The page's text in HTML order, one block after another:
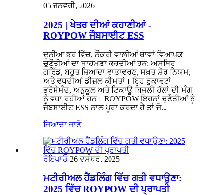
05 ਜਨਵਰੀ, 2026
2025 | ਖੇਤਰ ਦੀਆਂ ਕਹਾਣੀਆਂ -
ROYPOW ਜੌਬਸਾਈਟ ESS
ਦੁਨੀਆ ਭਰ ਵਿੱਚ, ਨੌਕਰੀ ਵਾਲੀਆਂ ਥਾਵਾਂ ਵਿਆਪਕ
ਚੁਣੌਤੀਆਂ ਦਾ ਸਾਹਮਣਾ ਕਰਦੀਆਂ ਹਨ: ਅਸਥਿਰ
ਗਰਿੱਡ, ਬਹੁਤ ਜ਼ਿਆਦਾ ਵਾਤਾਵਰਣ, ਸਖ਼ਤ ਸ਼ੋਰ ਨਿਯਮ,
ਅਤੇ ਵਧਦੀਆਂ ਡੀਜ਼ਲ ਕੀਮਤਾਂ। ਇਹ ਰੁਕਾਵਟਾਂ
ਭਰੋਸੇਮੰਦ, ਅਨੁਕੂਲ ਅਤੇ ਟਿਕਾਊ ਬਿਜਲੀ ਹੱਲਾਂ ਦੀ ਮੰਗ
ਨੂੰ ਵਧਾ ਰਹੀਆਂ ਹਨ। ROYPOW ਇਹਨਾਂ ਚੁਣੌਤੀਆਂ ਨੂੰ
ਜੌਬਸਾਈਟ ESS ਨਾਲ ਪੂਰਾ ਕਰਦਾ ਹੈ ਤਾਂ ਜੋ...
ਜਿਆਦਾ ਜਾਣੋ
ਰੋਇਪਾਓ 26 ਦਸੰਬਰ, 2025
ਮਟੀਰੀਅਲ ਹੈਂਡਲਿੰਗ ਵਿੱਚ ਗਤੀ ਵਧਾਉਣਾ:
2025 ਵਿੱਚ ROYPOW ਦੀ ਪ੍ਰਾਪਤੀ